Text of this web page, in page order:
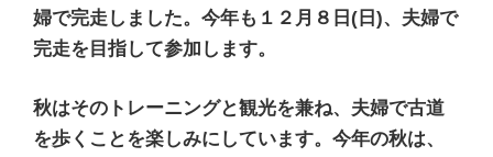
婦で完走しました。今年も１２月８日(日)、夫婦で
完走を目指して参加します。
秋はそのトレーニングと観光を兼ね、夫婦で古道
を歩くことを楽しみにしています。今年の秋は、